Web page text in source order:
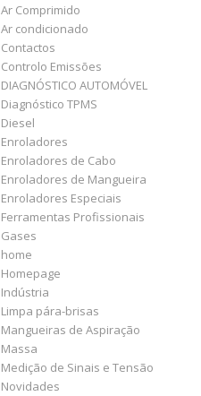
Ar Comprimido
Ar condicionado
Contactos
Controlo Emissões
DIAGNÓSTICO AUTOMÓVEL
Diagnóstico TPMS
Diesel
Enroladores
Enroladores de Cabo
Enroladores de Mangueira
Enroladores Especiais
Ferramentas Profissionais
Gases
home
Homepage
Indústria
Limpa pára-brisas
Mangueiras de Aspiração
Massa
Medição de Sinais e Tensão
Novidades